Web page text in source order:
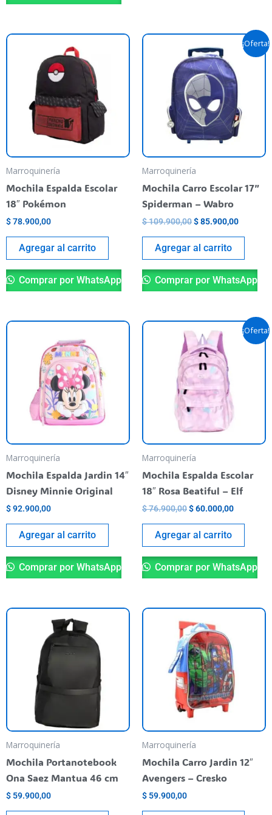
Marroquinería
Mochila Espalda Escolar
18″ Pokémon
$78.900,00
Agregar al carrito
Comprar por WhatsApp
¡Oferta!
Marroquinería
Mochila Carro Escolar 17”
Spiderman – Wabro
$109.900,00
El
precio
original
era:
$ 109.900,00.
$85.900,00
El
precio
actual
Agregar al carrito
Comprar por WhatsApp
Marroquinería
Mochila Espalda Jardin 14″
Disney Minnie Original
$92.900,00
Agregar al carrito
Comprar por WhatsApp
¡Oferta!
Marroquinería
Mochila Espalda Escolar
18″ Rosa Beatiful – Elf
$76.900,00
El
precio
original
era:
$ 76.900,00.
$60.000,00
El
precio
actual
Agregar al carrito
Comprar por WhatsApp
Marroquinería
Mochila Portanotebook
Ona Saez Mantua 46 cm
$ 59.900,00
Marroquinería
Mochila Carro Jardin 12″
Avengers – Cresko
$ 59.900,00